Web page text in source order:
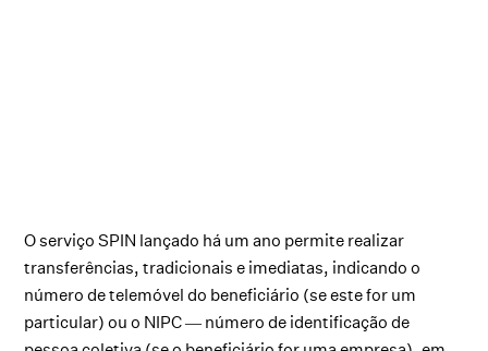
O serviço SPIN lançado há um ano permite realizar
transferências, tradicionais e imediatas, indicando o
número de telemóvel do beneficiário (se este for um
particular) ou o NIPC ― número de identificação de